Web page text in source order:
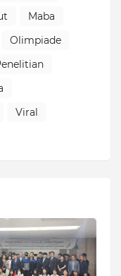
Maba
Olimpiade
Viral